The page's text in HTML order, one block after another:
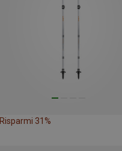
Risparmi 31%